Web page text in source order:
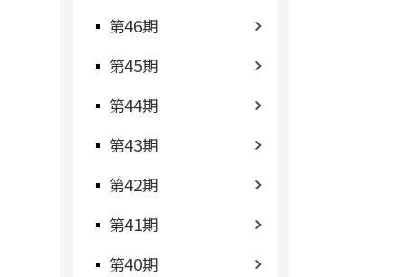
第46期
第45期
第44期
第43期
第42期
第41期
第40期